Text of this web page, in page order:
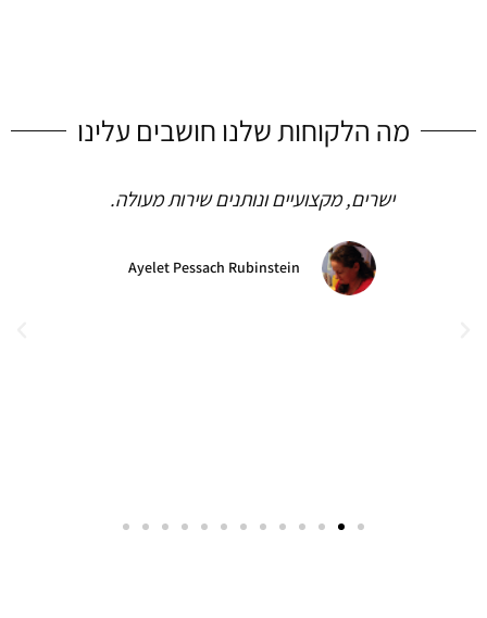
מה הלקוחות שלנו חושבים עלינו
שרות אדיב ומקצועי
יחזקאל אגוז